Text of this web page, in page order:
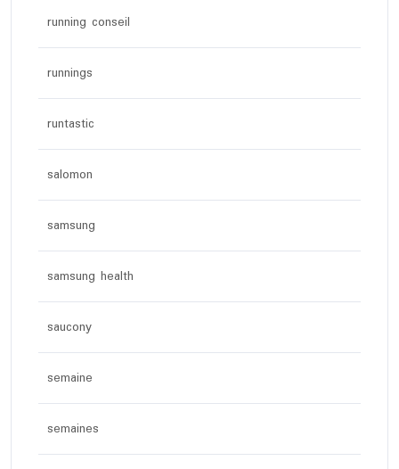
running conseil
runnings
runtastic
salomon
samsung
samsung health
saucony
semaine
semaines